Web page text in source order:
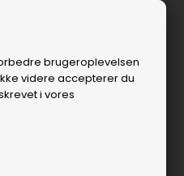
brugeroplevelsen
videre accepterer du
i vores